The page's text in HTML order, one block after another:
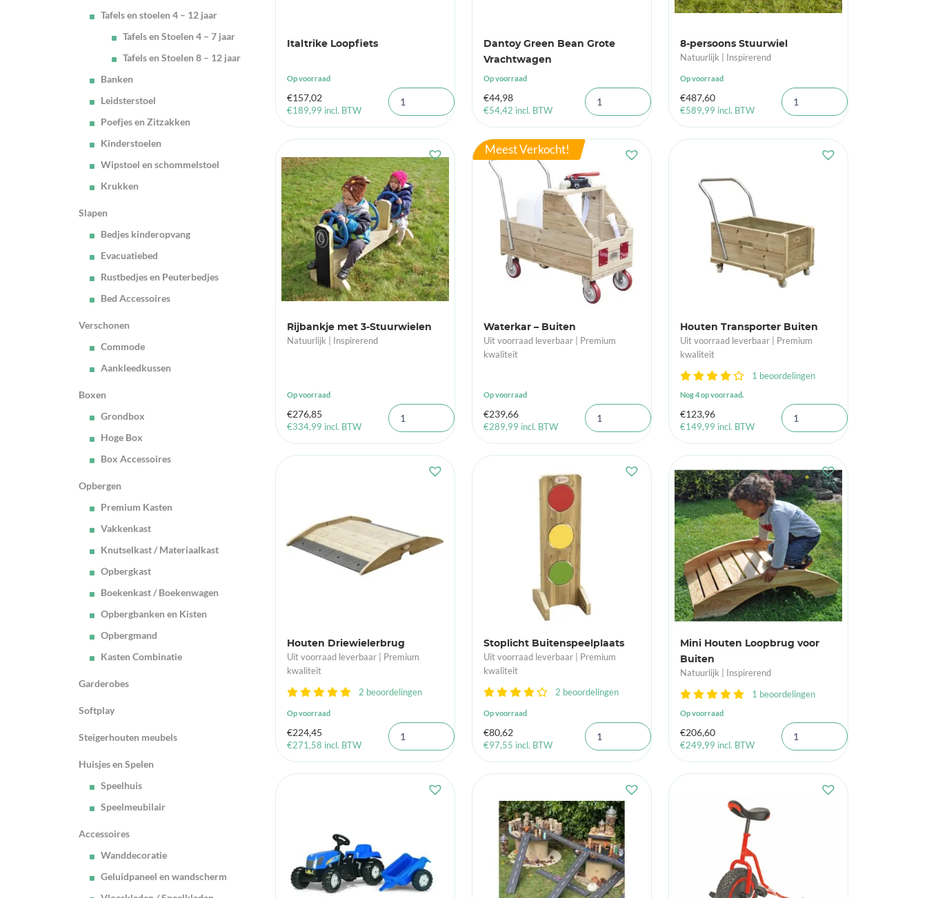
Tafels en stoelen 4 – 12 jaar
Tafels en Stoelen 4 – 7 jaar
Tafels en Stoelen 8 – 12 jaar
Banken
Leidsterstoel
Poefjes en Zitzakken
Kinderstoelen
Wipstoel en schommelstoel
Krukken
Slapen
Bedjes kinderopvang
Evacuatiebed
Rustbedjes en Peuterbedjes
Bed Accessoires
Verschonen
Commode
Aankleedkussen
Boxen
Grondbox
Hoge Box
Box Accessoires
Opbergen
Premium Kasten
Vakkenkast
Knutselkast / Materiaalkast
Opbergkast
Boekenkast / Boekenwagen
Opbergbanken en Kisten
Opbergmand
Kasten Combinatie
Garderobes
Softplay
Steigerhouten meubels
Huisjes en Spelen
Speelhuis
Speelmeubilair
Accessoires
Wanddecoratie
Geluidpaneel en wandscherm
Italtrike Loopfiets
Op voorraad
€157,02
€189,99 incl. BTW
Dantoy Green Bean Grote
Vrachtwagen
Op voorraad
€44,98
€54,42 incl. BTW
8-persoons Stuurwiel
Natuurlijk | Inspirerend
Op voorraad
€487,60
€589,99 incl. BTW
Rijbankje met 3-Stuurwielen
Natuurlijk | Inspirerend
Op voorraad
€276,85
€334,99 incl. BTW
Meest Verkocht!
Waterkar – Buiten
Uit voorraad leverbaar | Premium
kwaliteit
Op voorraad
€239,66
€289,99 incl. BTW
Houten Transporter Buiten
Uit voorraad leverbaar | Premium
kwaliteit
1 beoordelingen
Nog 4 op voorraad.
€123,96
€149,99 incl. BTW
Houten Driewielerbrug
Uit voorraad leverbaar | Premium
kwaliteit
2 beoordelingen
Op voorraad
€224,45
€271,58 incl. BTW
Stoplicht Buitenspeelplaats
Uit voorraad leverbaar | Premium
kwaliteit
2 beoordelingen
Op voorraad
€80,62
€97,55 incl. BTW
Mini Houten Loopbrug voor
Buiten
Natuurlijk | Inspirerend
1 beoordelingen
Op voorraad
€206,60
€249,99 incl. BTW